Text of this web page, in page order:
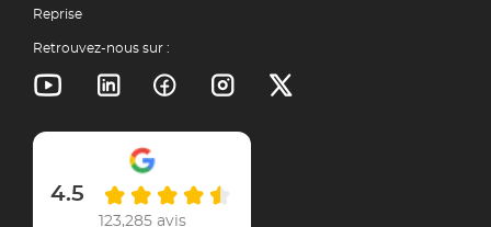
Reprise
Retrouvez-nous sur :
4.5
123,285 avis